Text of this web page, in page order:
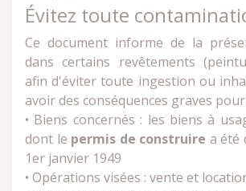
Évitez toute
Ce document informe de la
dans certains revêtements
afin d'éviter toute ingestion ou
avoir des conséquences graves
• Biens concernés : les biens à
dont le permis de construire a été
1er janvier 1949
• Opérations visées : vente et